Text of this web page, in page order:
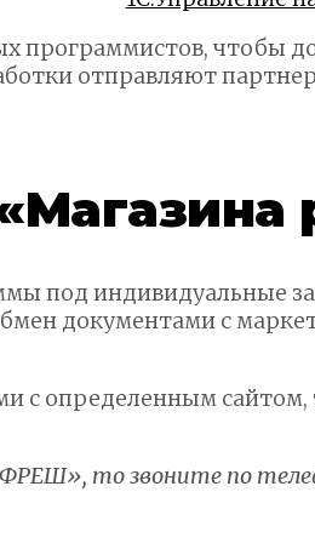
программистов, чтобы
отправляют
под индивидуальные
документами с
с определенным
, то звоните по